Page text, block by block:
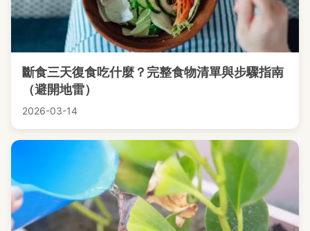
斷食三天復食吃什麼？完整食物清單與步驟指南
（避開地雷）
2026-03-14